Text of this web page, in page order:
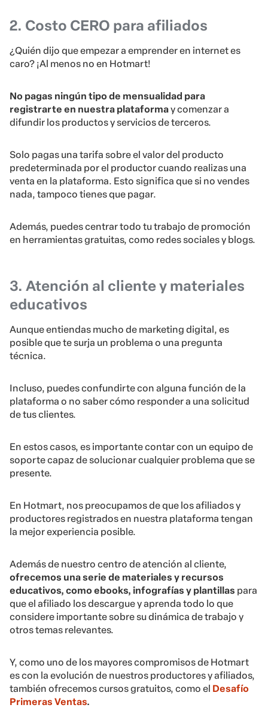
2. Costo CERO para afiliados
¿Quién dijo que empezar a emprender en internet es
caro? ¡Al menos no en Hotmart!
No pagas ningún tipo de mensualidad para
registrarte en nuestra plataformay comenzar a
difundir los productos y servicios de terceros.
Solo pagas una tarifa sobre el valor del producto
predeterminada por el productor cuando realizas una
venta en la plataforma. Esto significa que si no vendes
nada, tampoco tienes que pagar.
Además, puedes centrar todo tu trabajo de promoción
en herramientas gratuitas, como redes sociales y blogs.
3. Atención al cliente y materiales
educativos
Aunque entiendas mucho de marketing digital, es
posible que te surja un problema o una pregunta
técnica.
Incluso, puedes confundirte con alguna función de la
plataforma o no saber cómo responder a una solicitud
de tus clientes.
En estos casos, es importante contar con un equipo de
soporte capaz de solucionar cualquier problema que se
presente.
En Hotmart, nos preocupamos de que los afiliados y
productores registrados en nuestra plataforma tengan
la mejor experiencia posible.
Además de nuestro centro de atención al cliente,
ofrecemos una serie de materiales y recursos
educativos, como ebooks, infografías y plantillas para
que el afiliado los descargue y aprenda todo lo que
considere importante sobre su dinámica de trabajo y
otros temas relevantes.
Y, como uno de los mayores compromisos de Hotmart
es con la evolución de nuestros productores y afiliados,
también ofrecemos cursos gratuitos, como el Desafío
Primeras Ventas.